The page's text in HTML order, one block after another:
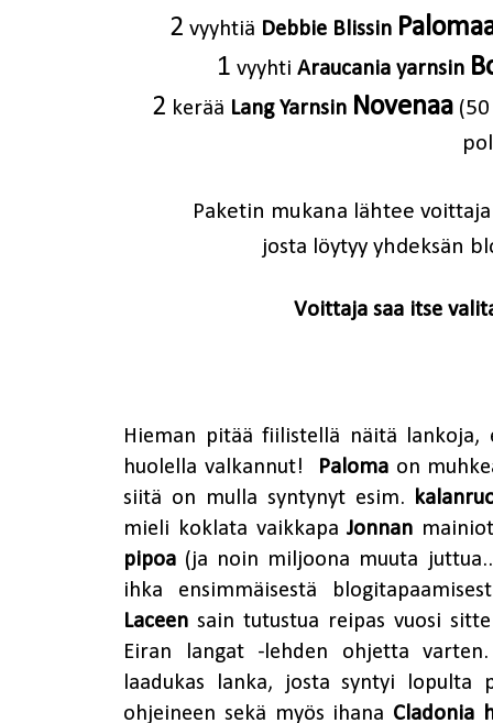
2 vyyhtiä Debbie Blissin
1 vyyhti Araucania yarnsin
2 kerää Lang Yarnsin Novenaa(
Paketin mukana lähtee
josta löytyy yhdeksän
Voittaja saa itse
Hieman pitää fiilistellä näitä
huolella valkannut!
Palomaon
siitä on mulla syntynyt esim.
mieli koklata vaikkapaJonnan
pipoa (ja noin miljoona muuta
ihka ensimmäisestä
Laceen sain tutustua reipas vuosi
Eiran langat -lehden ohjetta
laadukas lanka, josta syntyi lopulta
ohjeineen sekä myös ihana Cladonia